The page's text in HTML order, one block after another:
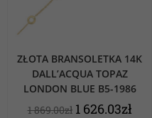
ZŁOTA BRANSOLETKA 14K
DALL’ACQUA TOPAZ
LONDON BLUE B5-1986
1 869.00zł 1 626.03zł